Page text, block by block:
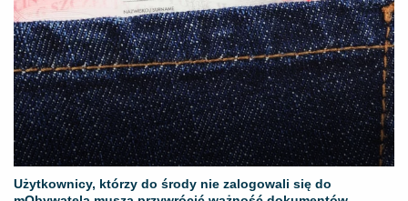
Użytkownicy, którzy do środy nie zalogowali się do